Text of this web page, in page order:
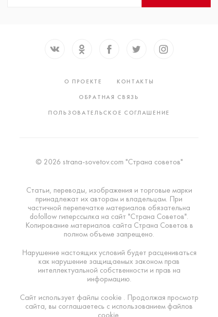
О ПРОЕКТЕ
КОНТАКТЫ
ОБРАТНАЯ СВЯЗЬ
ПОЛЬЗОВАТЕЛЬСКОЕ СОГЛАШЕНИЕ
© 2026 strana-sovetov.com "Страна советов"
Статьи, переводы, изображения и торговые марки
принадлежат их авторам и владельцам. При
частичной перепечатке материалов обязательна
dofollow гиперссылка на сайт "Страна Советов".
Копирование материалов сайта Страна Советов в
полном объеме запрещено.
Нарушение настоящих условий будет расцениваться
как нарушение защищаемых законом прав
интеллектуальной собственности и прав на
информацию.
Сайт использует файлы cookie . Продолжая просмотр
сайта, вы соглашаетесь с использованием файлов
cookie.